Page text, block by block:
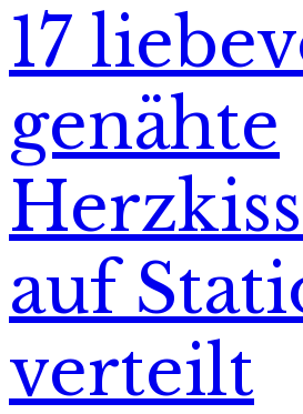
17
genähte
auf
verteilt